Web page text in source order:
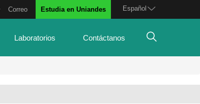
Español
Correo Estudia en Uniandes
Laboratorios Contáctanos